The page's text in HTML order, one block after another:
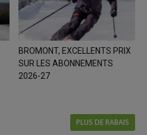
BROMONT, EXCELLENTS PRIX
SUR LES ABONNEMENTS
2026-27
PLUS DE RABAIS